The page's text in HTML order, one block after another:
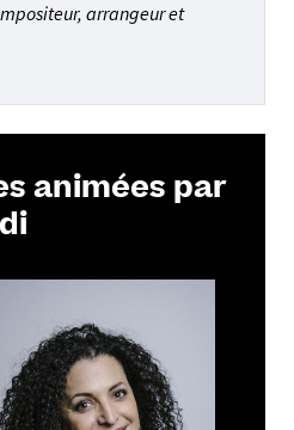
arrangeur et
animées par